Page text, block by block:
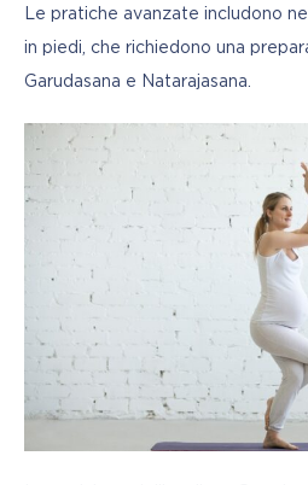
Le pratiche avanzate includono
in piedi, che richiedono una
Garudasana e Natarajasana.